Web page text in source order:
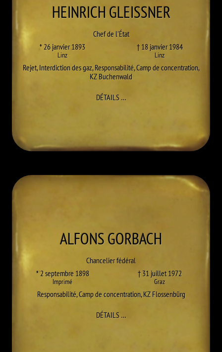
HEINRICHGLEISSNER
Chef de l'État
* 26 janvier 1893
Linz
† 18 janvier 1984
Linz
Rejet,Interdiction des gaz,Responsabilité,Camp de concentration,
KZ Buchenwald
DÉTAILS…À HEINRICH GLEISSNER
ALFONSGORBACH
Chancelier fédéral
* 2 septembre 1898
Imprimé
† 31 juillet 1972
Graz
Responsabilité,Camp de concentration,KZ Flossenbürg
DÉTAILS…À ALFONS GORBACH